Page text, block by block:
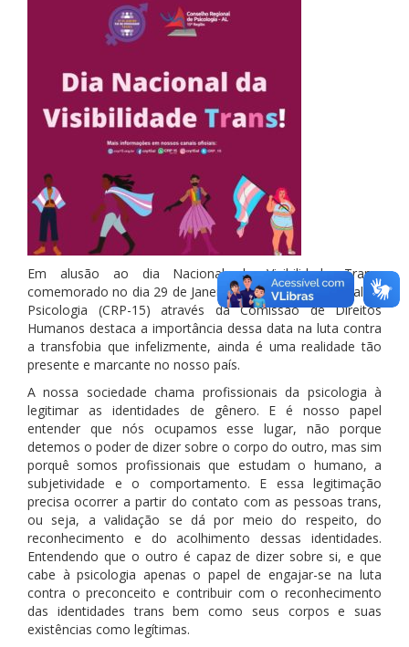
Em alusão ao dia Nacional da Visibilidade Trans,
comemorado no dia 29 de Janeiro, o Conselho Regional de
Psicologia (CRP-15) através da Comissão de Direitos
Humanos destaca a importância dessa data na luta contra
a transfobia que infelizmente, ainda é uma realidade tão
presente e marcante no nosso país.
A nossa sociedade chama profissionais da psicologia à
legitimar as identidades de gênero. E é nosso papel
entender que nós ocupamos esse lugar, não porque
detemos o poder de dizer sobre o corpo do outro, mas sim
porquê somos profissionais que estudam o humano, a
subjetividade e o comportamento. E essa legitimação
precisa ocorrer a partir do contato com as pessoas trans,
ou seja, a validação se dá por meio do respeito, do
reconhecimento e do acolhimento dessas identidades.
Entendendo que o outro é capaz de dizer sobre si, e que
cabe à psicologia apenas o papel de engajar-se na luta
contra o preconceito e contribuir com o reconhecimento
das identidades trans bem como seus corpos e suas
existências como legítimas.